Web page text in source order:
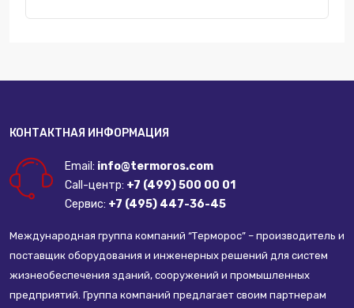
КОНТАКТНАЯ ИНФОРМАЦИЯ
Email: info@termoros.com
Call-центр: +7 (499) 500 00 01
Сервис: +7 (495) 447-36-45
Международная группа компаний “Терморос” – производитель и
поставщик оборудования и инженерных решений для систем
жизнеобеспечения зданий, сооружений и промышленных
предприятий. Группа компаний предлагает своим партнерам